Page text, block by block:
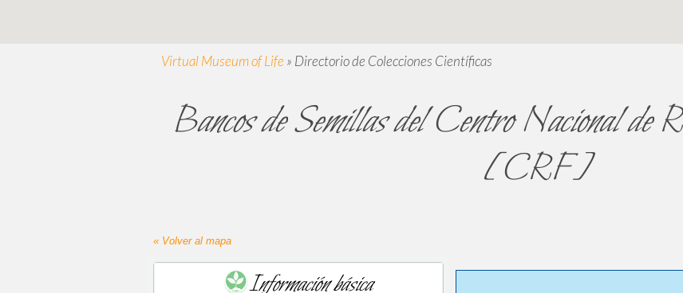
Virtual Museum of Life » Directorio de Colecciones Científicas
Bancos de Semillas del Centro Nacional de
[CRF]
« Volver al mapa
Información básica